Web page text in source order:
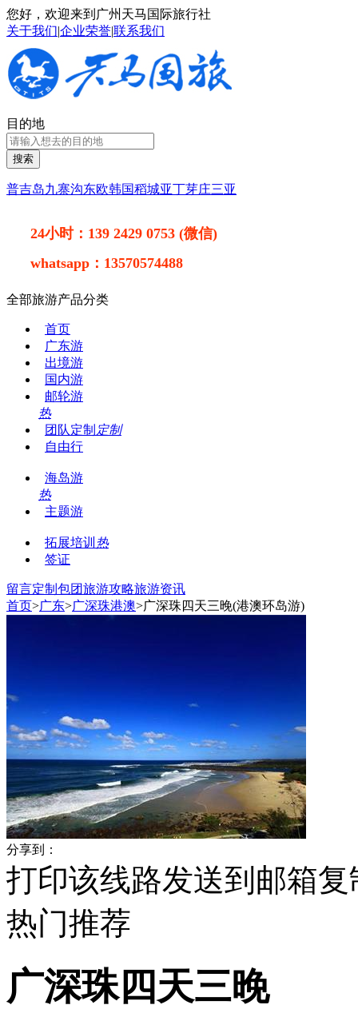
您好，欢迎来到广州天马国际旅行社
关于我们|企业荣誉|联系我们
目的地
搜索
普吉岛九寨沟东欧韩国稻城亚丁芽庄三亚
24小时： 139 2429 0753 (微信)
whatsapp： 13570574488
全部旅游产品分类
首页
广东游
出境游
国内游
邮轮游
热
团队定制 定制
自由行
海岛游
热
主题游
拓展培训 热
签证
留言定制包团旅游攻略旅游资讯
首页>广东>广深珠港澳>广深珠四天三晚(港澳环岛游)
分享到：
打印该线路发送到邮箱复
热门推荐
广深珠四天三晚